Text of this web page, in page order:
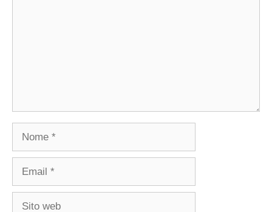
Nome
Email
Sito